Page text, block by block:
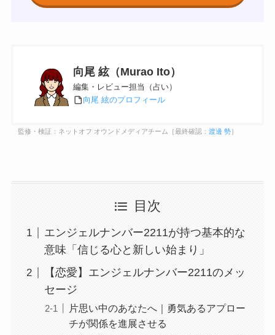
向尾 絃（Murao Ito）
編集・レビュー担当（占い）
向尾 絃のプロフィール
監修・検証：ネットオフ オウンドメディアチーム［最終確認： 渡邊 勢］
目次
エンジェルナンバー2211が持つ基本的な
意味「信じる心と新しい始まり」
【恋愛】エンジェルナンバー2211のメッ
セージ
片思い中のあなたへ｜勇気あるアプロー
チが関係を進展させる